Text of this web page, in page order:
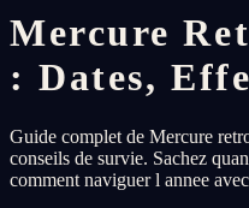
Mercure
: Dates,
Guide complet de Mercure
conseils de survie. Sachez
comment naviguer l annee